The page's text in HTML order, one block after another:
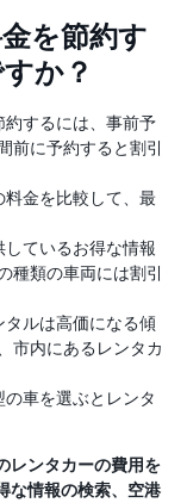
を節約す
か？
するには、事前予
前に予約すると割引
金を比較して、最
ているお得な情報
種類の車両には割引
タルは高価になる傾
市内にあるレンタカ
車を選ぶとレンタ
レンタカーの費用を
な情報の検索、空港